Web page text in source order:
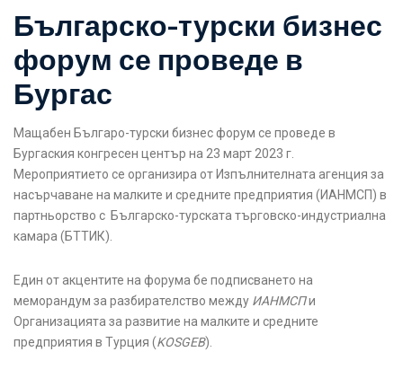
Българско-турски бизнес
форум се проведе в
Бургас
Мащабен Българо-турски бизнес форум се проведе в
Бургаския конгресен център на 23 март 2023 г.
Мероприятието се организира от Изпълнителната агенция за
насърчаване на малките и средните предприятия (ИАНМСП) в
партньорство с Българско-турската търговско-индустриална
камара (БТТИК).
Един от акцентите на форума бе подписването на
меморандум за разбирателство между ИАНМСПи
Организацията за развитие на малките и средните
предприятия в Турция (KOSGEB).